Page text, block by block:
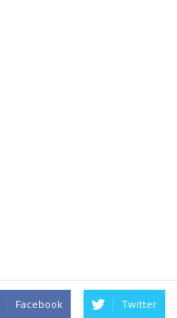
Facebook Twitter